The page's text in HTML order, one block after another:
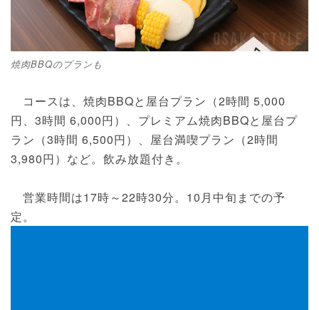
焼肉BBQのプランも
コースは、焼肉BBQと屋台プラン（2時間 5,000
円、3時間 6,000円）、プレミアム焼肉BBQと屋台プ
ラン（3時間 6,500円）、屋台満喫プラン（2時間
3,980円）など。飲み放題付き。
営業時間は17時～22時30分。10月中旬までの予
定。